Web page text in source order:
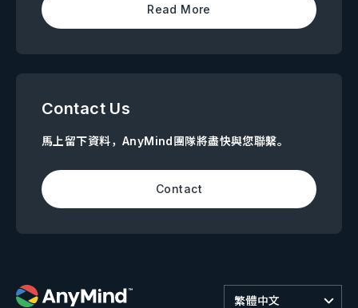
Read More
Contact Us
馬上留下資料，AnyMind團隊將盡快與您聯繫。
Contact
繁體中文